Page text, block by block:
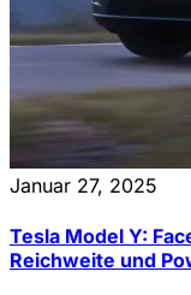
Januar 27, 2025
Tesla Model Y:
Reichweite und